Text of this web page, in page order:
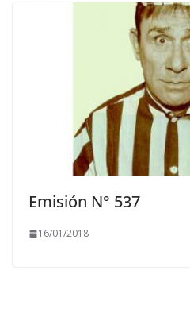
Emisión N° 537
16/01/2018